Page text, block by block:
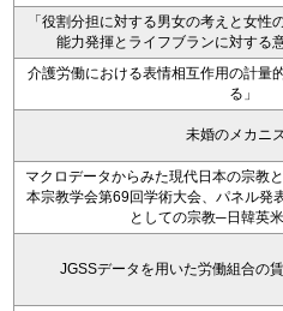
「役割分担に対する男女の考えと女性
能力発揮とライフブランに対する
介護労働における表情相互作用の計量
る」
未婚のメカニ
マクロデータからみた現代日本の宗教
本宗教学会第69回学術大会、パネル発
としての宗教─日韓英
JGSSデータを用いた労働組合の